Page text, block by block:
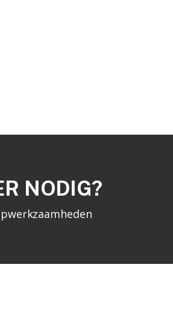
NODIG?